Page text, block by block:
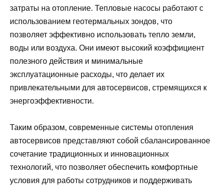
затраты на отопление. Тепловые насосы работают с
использованием геотермальных зондов, что
позволяет эффективно использовать тепло земли,
воды или воздуха. Они имеют высокий коэффициент
полезного действия и минимальные
эксплуатационные расходы, что делает их
привлекательными для автосервисов, стремящихся к
энергоэффективности.
Таким образом, современные системы отопления
автосервисов представляют собой сбалансированное
сочетание традиционных и инновационных
технологий, что позволяет обеспечить комфортные
условия для работы сотрудников и поддерживать